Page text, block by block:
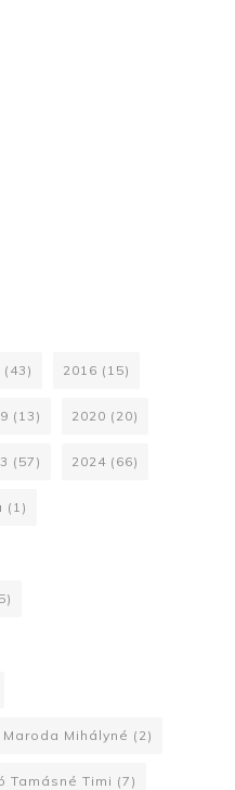
(43) 2016 (15)
(13) 2020 (20)
(57) 2024 (66)
(1)
Maroda Mihályné (2)
Tamásné Timi (7)